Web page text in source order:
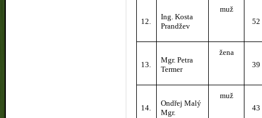
12.
Ing. Kosta
Prandžev
muž
52
13.
Mgr. Petra
Termer
žena
39
14.
Ondřej Malý
Mgr.
muž
43